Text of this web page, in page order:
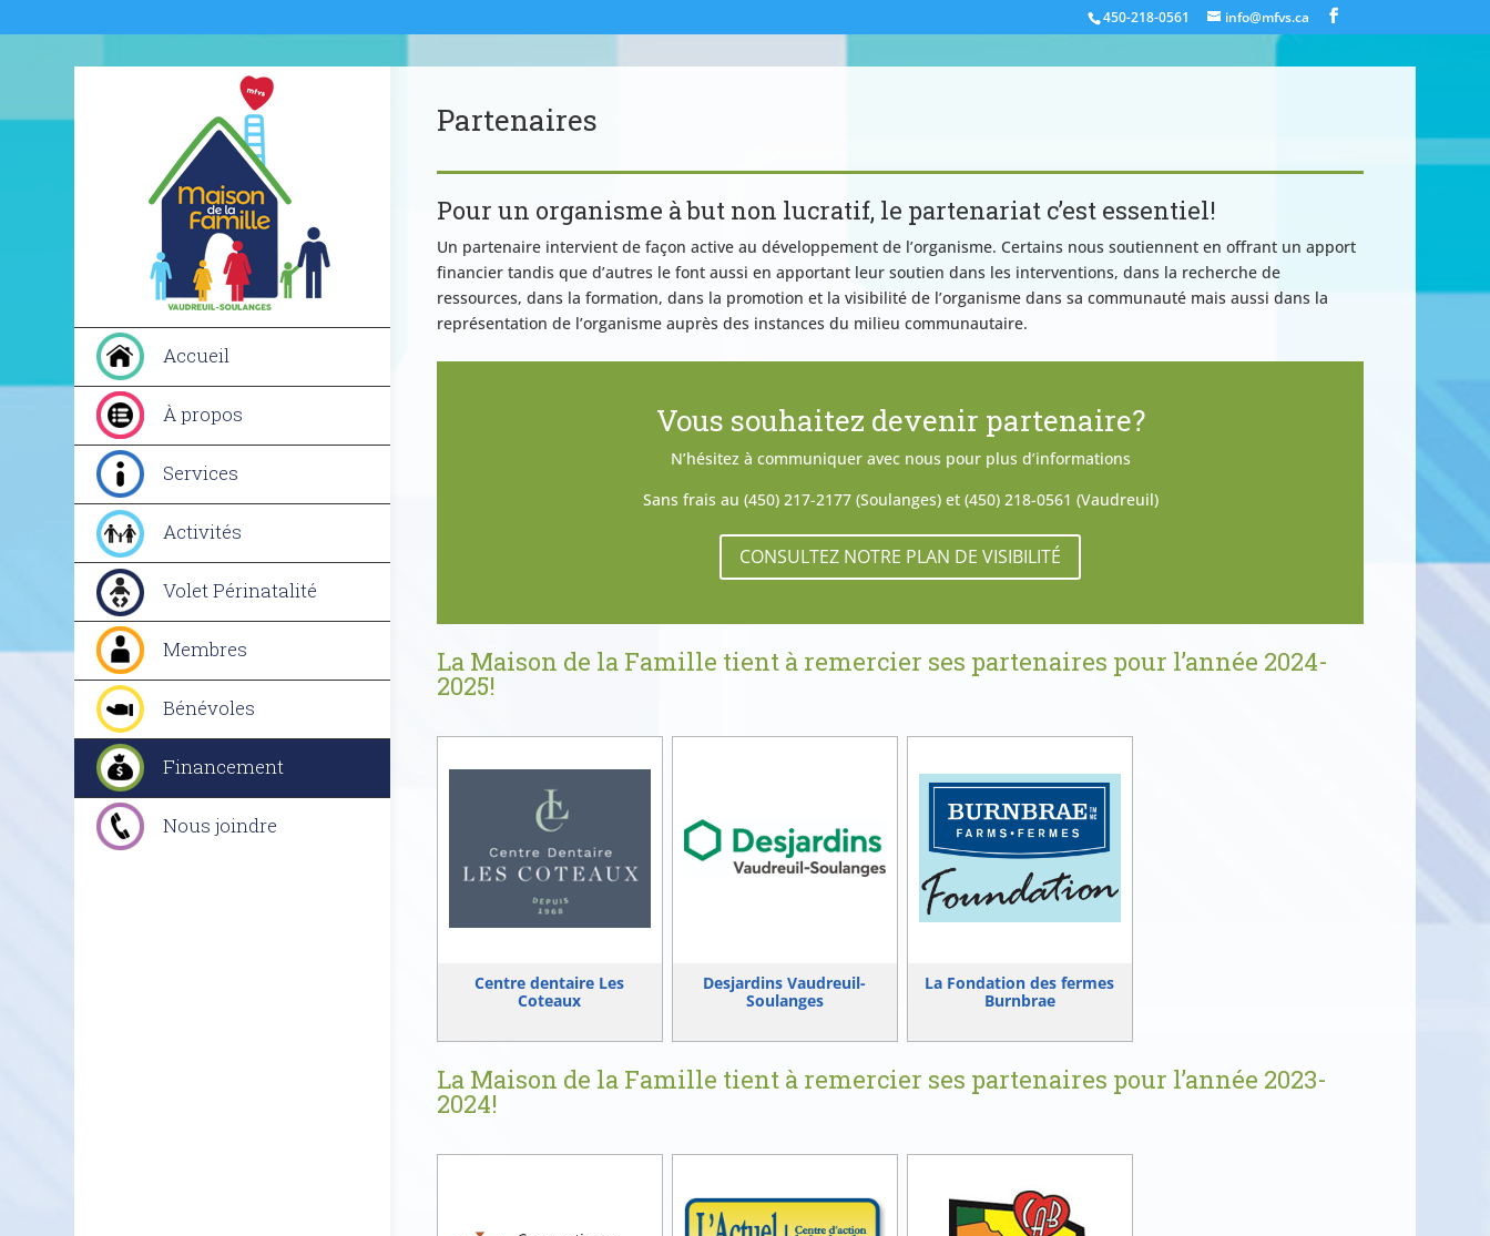
450-218-0561 info@mfvs.ca
Accueil
À propos
Services
Activités
Volet Périnatalité
Membres
Bénévoles
Financement
Nous joindre
Partenaires
Pour un organisme à but non lucratif, le partenariat c’est essentiel!
Un partenaire intervient de façon active au développement de l’organisme. Certains nous soutiennent en offrant un apport
financier tandis que d’autres le font aussi en apportant leur soutien dans les interventions, dans la recherche de
ressources, dans la formation, dans la promotion et la visibilité de l’organisme dans sa communauté mais aussi dans la
représentation de l’organisme auprès des instances du milieu communautaire.
Vous souhaitez devenir partenaire?
N’hésitez à communiquer avec nous pour plus d’informations
Sans frais au (450) 217-2177 (Soulanges) et (450) 218-0561 (Vaudreuil)
CONSULTEZ NOTRE PLAN DE VISIBILITÉ
La Maison de la Famille tient à remercier ses partenaires pour l’année 2024-
2025!
Centre dentaire Les
Coteaux
Desjardins Vaudreuil-
Soulanges
La Fondation des fermes
Burnbrae
La Maison de la Famille tient à remercier ses partenaires pour l’année 2023-
2024!